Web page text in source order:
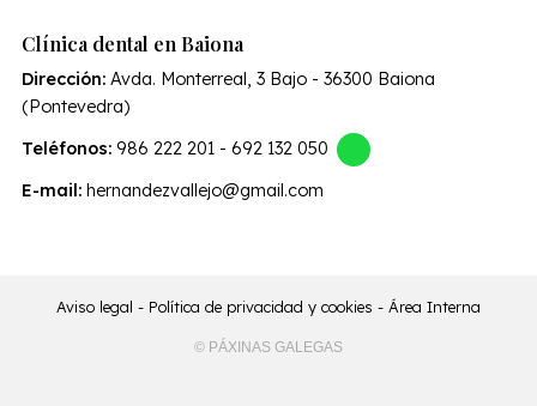
Clínica dental en Baiona
Dirección: Avda. Monterreal, 3 Bajo - 36300 Baiona
(Pontevedra)
Teléfonos: 986 222 201- 692 132 050
E-mail: hernandezvallejo@gmail.com
Aviso legal - Política de privacidad y cookies - Área Interna
© PÁXINAS GALEGAS